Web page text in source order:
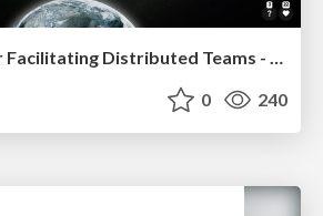
Agile Actions for Facilitating Distributed Teams - ADO2019
0 240